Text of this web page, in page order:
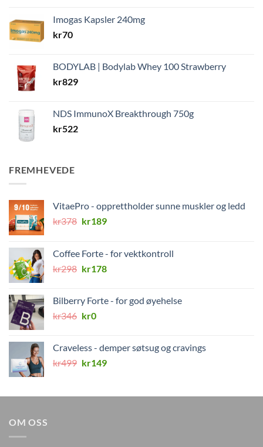
Imogas Kapsler 240mg
kr70
BODYLAB | Bodylab Whey 100 Strawberry
kr829
NDS ImmunoX Breakthrough 750g
kr522
FREMHEVEDE
VitaePro - opprettholder sunne muskler og ledd
kr378 Opprinnelig
kr378.
kr189Nåværende
kr189.
Coffee Forte - for vektkontroll
kr298 Opprinnelig
kr298.
kr178Nåværende
kr178.
Bilberry Forte - for god øyehelse
kr346 Opprinnelig
kr346.
kr0Nåværende
kr0.
Craveless - demper søtsug og cravings
kr499 Opprinnelig
kr499.
kr149Nåværende
kr149.
OM OSS